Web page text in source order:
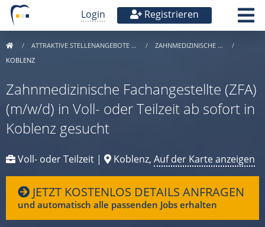
Login Registrieren
ATTRAKTIVE STELLENANGEBOTE …
ZAHNMEDIZINISCHE …
KOBLENZ
Zahnmedizinische Fachangestellte (ZFA)
(m/w/d) in Voll- oder Teilzeit ab sofort in
Koblenz gesucht
Voll- oder Teilzeit | Koblenz, Auf der Karte anzeigen
JETZT KOSTENLOS DETAILS ANFRAGEN
und automatisch alle passenden Jobs erhalten